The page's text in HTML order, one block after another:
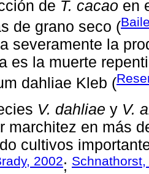
de T. cacao en
de grano seco (
severamente la
es la muerte
dahliae Kleb (
V. dahliae y V.
marchitez en más
cultivos
2002;